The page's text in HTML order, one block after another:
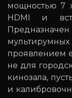
мощностью 7
HDMI и
мультирумных
проявлением
не для
кинозала,
и